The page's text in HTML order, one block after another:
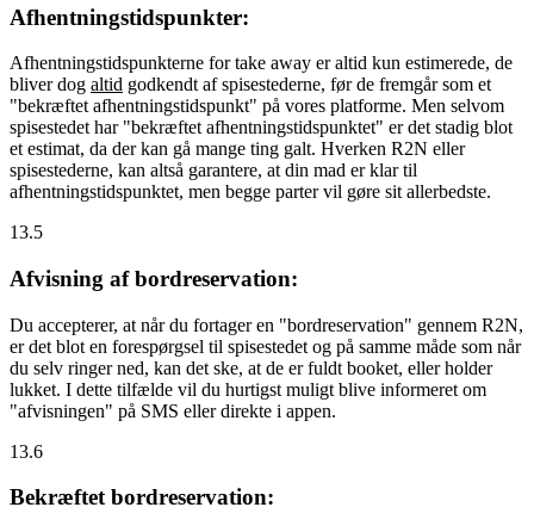
Afhentningstidspunkter:
Afhentningstidspunkterne for take away er altid kun estimerede, de
bliver dog altid godkendt af spisestederne, før de fremgår som et
"bekræftet afhentningstidspunkt" på vores platforme. Men selvom
spisestedet har "bekræftet afhentningstidspunktet" er det stadig blot
et estimat, da der kan gå mange ting galt. Hverken R2N eller
spisestederne, kan altså garantere, at din mad er klar til
afhentningstidspunktet, men begge parter vil gøre sit allerbedste.
13.5
Afvisning af bordreservation:
Du accepterer, at når du fortager en "bordreservation" gennem R2N,
er det blot en forespørgsel til spisestedet og på samme måde som når
du selv ringer ned, kan det ske, at de er fuldt booket, eller holder
lukket. I dette tilfælde vil du hurtigst muligt blive informeret om
"afvisningen" på SMS eller direkte i appen.
13.6
Bekræftet bordreservation: